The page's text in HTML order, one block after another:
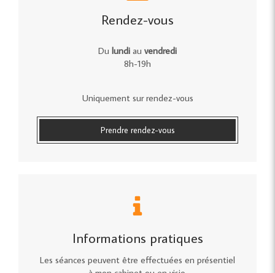
Rendez-vous
Du lundi au vendredi
8h-19h
Uniquement sur rendez-vous
Prendre rendez-vous
Informations pratiques
Les séances peuvent être effectuées en présentiel